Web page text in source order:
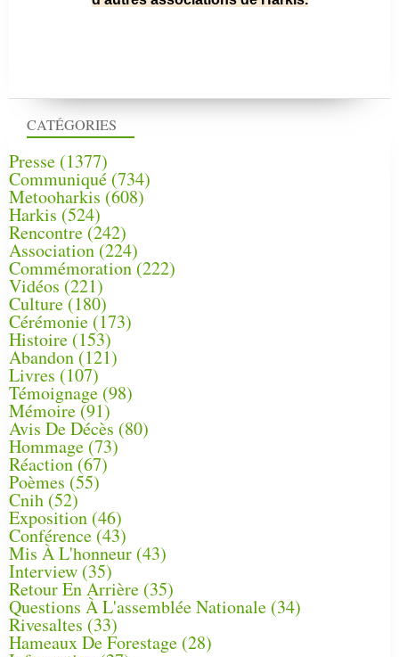
CATÉGORIES
Presse (1377)
Communiqué (734)
Metooharkis (608)
Harkis (524)
Rencontre (242)
Association (224)
Commémoration(222)
Vidéos (221)
Culture(180)
Cérémonie (173)
Histoire (153)
Abandon(121)
Livres (107)
Témoignage (98)
Mémoire (91)
Avis De Décès (80)
Hommage (73)
Réaction(67)
Poèmes (55)
Cnih (52)
Exposition (46)
Conférence(43)
Mis À L'honneur (43)
Interview (35)
Retour En Arrière (35)
Questions À L'assemblée Nationale (34)
Rivesaltes (33)
Hameaux De Forestage (28)